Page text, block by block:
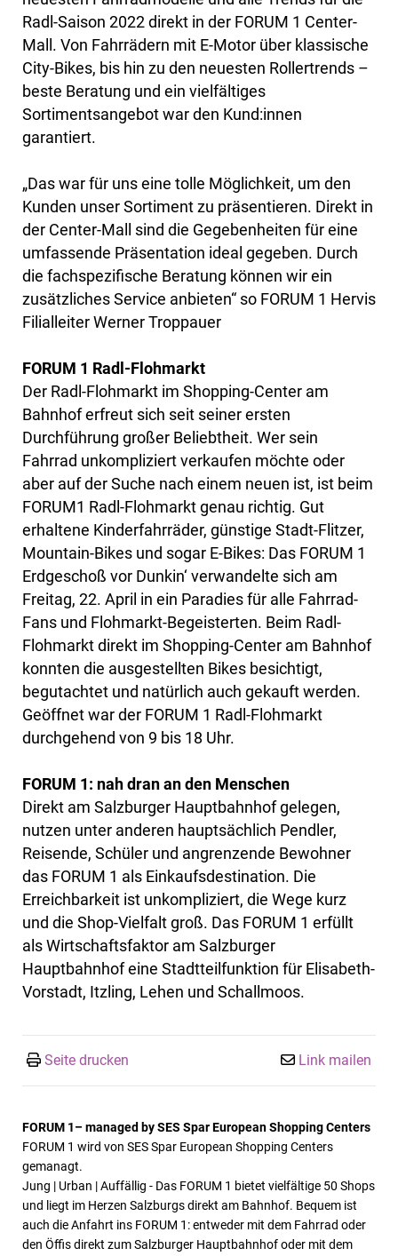
Radl-Saison 2022 direkt in der FORUM 1 Center-
Mall. Von Fahrrädern mit E-Motor über klassische
City-Bikes, bis hin zu den neuesten Rollertrends –
beste Beratung und ein vielfältiges
Sortimentsangebot war den Kund:innen
garantiert.
„Das war für uns eine tolle Möglichkeit, um den
Kunden unser Sortiment zu präsentieren. Direkt in
der Center-Mall sind die Gegebenheiten für eine
umfassende Präsentation ideal gegeben. Durch
die fachspezifische Beratung können wir ein
zusätzliches Service anbieten“ so FORUM 1 Hervis
Filialleiter Werner Troppauer
FORUM 1 Radl-Flohmarkt
Der Radl-Flohmarkt im Shopping-Center am
Bahnhof erfreut sich seit seiner ersten
Durchführung großer Beliebtheit. Wer sein
Fahrrad unkompliziert verkaufen möchte oder
aber auf der Suche nach einem neuen ist, ist beim
FORUM1 Radl-Flohmarkt genau richtig. Gut
erhaltene Kinderfahrräder, günstige Stadt-Flitzer,
Mountain-Bikes und sogar E-Bikes: Das FORUM 1
Erdgeschoß vor Dunkin‘ verwandelte sich am
Freitag, 22. April in ein Paradies für alle Fahrrad-
Fans und Flohmarkt-Begeisterten. Beim Radl-
Flohmarkt direkt im Shopping-Center am Bahnhof
konnten die ausgestellten Bikes besichtigt,
begutachtet und natürlich auch gekauft werden.
Geöffnet war der FORUM 1 Radl-Flohmarkt
durchgehend von 9 bis 18 Uhr.
FORUM 1: nah dran an den Menschen
Direkt am Salzburger Hauptbahnhof gelegen,
nutzen unter anderen hauptsächlich Pendler,
Reisende, Schüler und angrenzende Bewohner
das FORUM 1 als Einkaufsdestination. Die
Erreichbarkeit ist unkompliziert, die Wege kurz
und die Shop-Vielfalt groß. Das FORUM 1 erfüllt
als Wirtschaftsfaktor am Salzburger
Hauptbahnhof eine Stadtteilfunktion für Elisabeth-
Vorstadt, Itzling, Lehen und Schallmoos.
Seite drucken Link mailen
FORUM 1– managed by SES Spar European Shopping Centers
FORUM 1 wird von SES Spar European Shopping Centers
gemanagt.
Jung | Urban | Auffällig - Das FORUM 1 bietet vielfältige 50 Shops
und liegt im Herzen Salzburgs direkt am Bahnhof. Bequem ist
auch die Anfahrt ins FORUM 1: entweder mit dem Fahrrad oder
den Öffis direkt zum Salzburger Hauptbahnhof oder mit dem